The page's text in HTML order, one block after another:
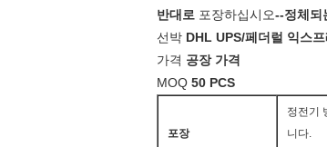
반대로 포장하십시오--정체되
선박 DHL UPS/페더럴 익스
가격 공장 가격
MOQ 50 PCS
포장
정전기
니다.